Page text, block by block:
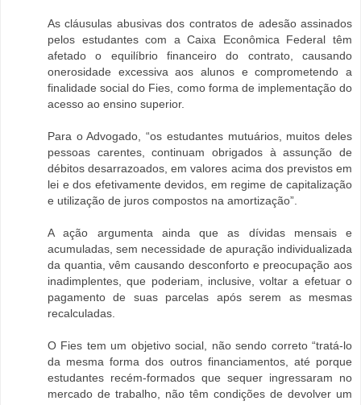
As cláusulas abusivas dos contratos de adesão assinados
pelos estudantes com a Caixa Econômica Federal têm
afetado o equilíbrio financeiro do contrato, causando
onerosidade excessiva aos alunos e comprometendo a
finalidade social do Fies, como forma de implementação do
acesso ao ensino superior.
Para o Advogado, “os estudantes mutuários, muitos deles
pessoas carentes, continuam obrigados à assunção de
débitos desarrazoados, em valores acima dos previstos em
lei e dos efetivamente devidos, em regime de capitalização
e utilização de juros compostos na amortização”.
A ação argumenta ainda que as dívidas mensais e
acumuladas, sem necessidade de apuração individualizada
da quantia, vêm causando desconforto e preocupação aos
inadimplentes, que poderiam, inclusive, voltar a efetuar o
pagamento de suas parcelas após serem as mesmas
recalculadas.
O Fies tem um objetivo social, não sendo correto “tratá-lo
da mesma forma dos outros financiamentos, até porque
estudantes recém-formados que sequer ingressaram no
mercado de trabalho, não têm condições de devolver um